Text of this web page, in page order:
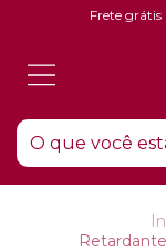
Frete grátis